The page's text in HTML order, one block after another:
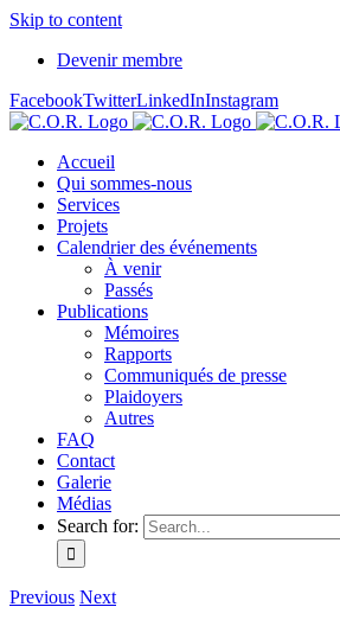
Skip to content
Devenir membre
FacebookTwitterLinkedInInstagram
Accueil
Qui sommes-nous
Services
Projets
Calendrier des événements
À venir
Passés
Publications
Mémoires
Rapports
Communiqués de presse
Plaidoyers
Autres
FAQ
Contact
Galerie
Médias
Search for:
Previous Next